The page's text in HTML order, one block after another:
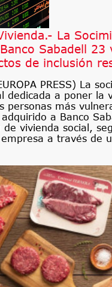
La
Sabadell 23
de inclusión
PRESS) La
dedicada a poner la
personas más
adquirido a Banco
vivienda social,
a través de